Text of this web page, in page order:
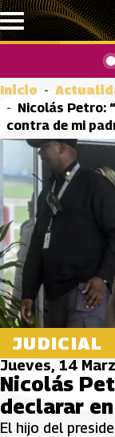
Pasar al contenido
Inicio
Nicolás Petro:
contra de mi
JUDICIAL
Jueves, 14
Nicolás
declarar
El hijo del